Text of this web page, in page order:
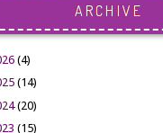
ARCHIVE
(4)
(14)
(20)
(15)